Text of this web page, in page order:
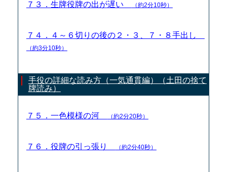
７３．生牌役牌の出が遅い （約2分10秒）
７４．４～６切りの後の２・３、７・８手出し
（約3分10秒）
手役の詳細な読み方（一気通貫編）（土田の捨て
牌読み）
７５．一色模様の河 （約2分20秒）
７６．役牌の引っ張り （約2分40秒）